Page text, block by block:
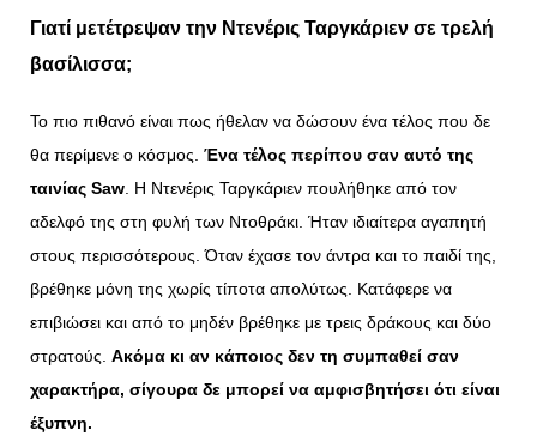
Γιατί μετέτρεψαν την Ντενέρις Ταργκάριεν σε τρελή
βασίλισσα;
Το πιο πιθανό είναι πως ήθελαν να δώσουν ένα τέλος που δε
θα περίμενε ο κόσμος. Ένα τέλος περίπου σαν αυτό της
ταινίας Saw. Η Ντενέρις Ταργκάριεν πουλήθηκε από τον
αδελφό της στη φυλή των Ντοθράκι. Ήταν ιδιαίτερα αγαπητή
στους περισσότερους. Όταν έχασε τον άντρα και το παιδί της,
βρέθηκε μόνη της χωρίς τίποτα απολύτως. Κατάφερε να
επιβιώσει και από το μηδέν βρέθηκε με τρεις δράκους και δύο
στρατούς. Ακόμα κι αν κάποιος δεν τη συμπαθεί σαν
χαρακτήρα, σίγουρα δε μπορεί να αμφισβητήσει ότι είναι
έξυπνη.